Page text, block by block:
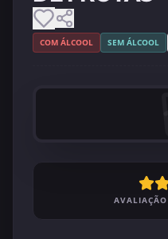
COM ÁLCOOL SEM ÁLCOOL